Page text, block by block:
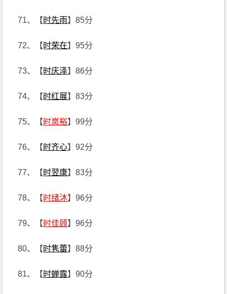
71、【时先雨】85分
72、【时荣在】95分
73、【时庆泽】86分
74、【时红展】83分
75、【时岚裕】99分
76、【时齐心】92分
77、【时翌康】83分
78、【时绪沐】96分
79、【时佳顾】96分
80、【时隽蕾】88分
81、【时蝉露】90分